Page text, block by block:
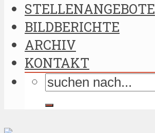
STELLENANGEBOTE
BILDBERICHTE
ARCHIV
KONTAKT